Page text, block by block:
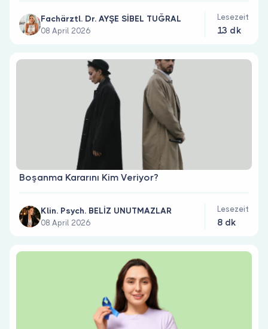
Fachärztl. Dr. AYŞE SİBEL TUĞRAL
08 April 2026
Lesezeit
13 dk
Boşanma Kararını Kim Veriyor?
Klin. Psych. BELİZ UNUTMAZLAR
08 April 2026
Lesezeit
8 dk